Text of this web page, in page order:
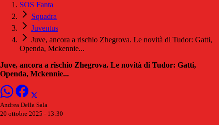
SOS Fanta
Squadra
Juventus
Juve, ancora a rischio Zhegrova. Le novità di Tudor: Gatti,
Openda, Mckennie...
Juve, ancora a rischio Zhegrova. Le novità di Tudor: Gatti,
Openda, Mckennie...
Andrea Della Sala
20 ottobre 2025 - 13:30